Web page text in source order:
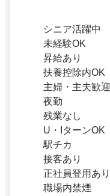
シニア活躍中
未経験OK
昇給あり
扶養控除内OK
主婦・主夫歓迎
夜勤
残業なし
U・IターンOK
駅チカ
接客あり
正社員登用あり
職場内禁煙